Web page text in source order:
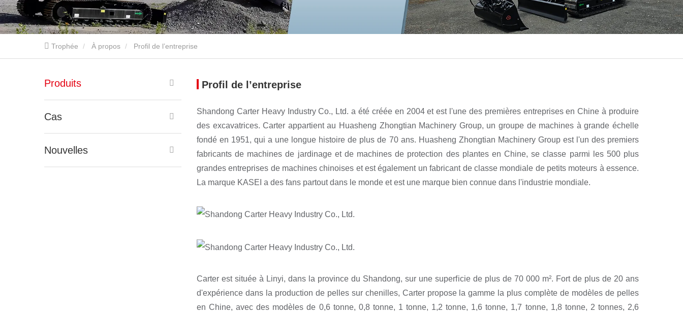
Trophée À propos Profil de l’entreprise
Produits
Cas
Nouvelles
Profil de l’entreprise
Shandong Carter Heavy Industry Co., Ltd. a été créée en 2004 et est l'une des premières entreprises en Chine à produire
des excavatrices. Carter appartient au Huasheng Zhongtian Machinery Group, un groupe de machines à grande échelle
fondé en 1951, qui a une longue histoire de plus de 70 ans. Huasheng Zhongtian Machinery Group est l'un des premiers
fabricants de machines de jardinage et de machines de protection des plantes en Chine, se classe parmi les 500 plus
grandes entreprises de machines chinoises et est également un fabricant de classe mondiale de petits moteurs à essence.
La marque KASEI a des fans partout dans le monde et est une marque bien connue dans l'industrie mondiale.
Carter est située à Linyi, dans la province du Shandong, sur une superficie de plus de 70 000 m². Fort de plus de 20 ans
d'expérience dans la production de pelles sur chenilles, Carter propose la gamme la plus complète de modèles de pelles
en Chine, avec des modèles de 0,6 tonne, 0,8 tonne, 1 tonne, 1,2 tonne, 1,6 tonne, 1,7 tonne, 1,8 tonne, 2 tonnes, 2,6